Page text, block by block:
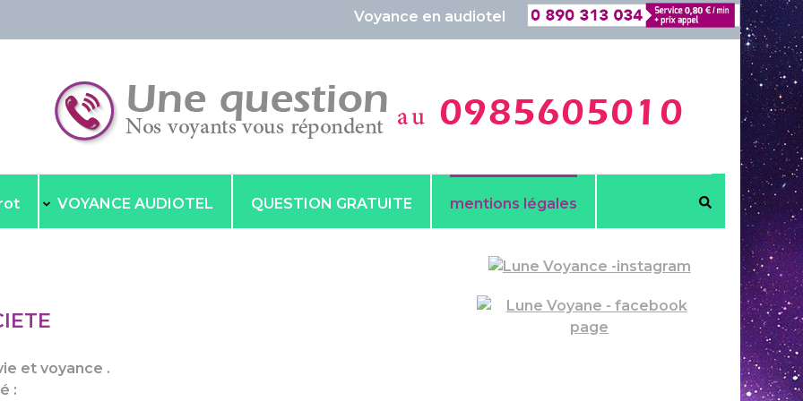
Voyance en audiotel Voyance
VOYANCE AUDIOTEL QUESTION GRATUITE mentions légales
et voyance .
: